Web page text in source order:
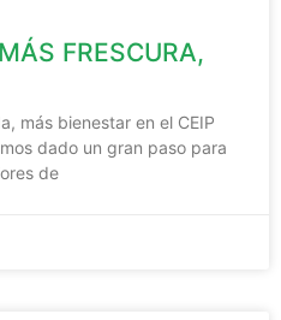
FRESCURA,
más bienestar en el CEIP
dado un gran paso para
de